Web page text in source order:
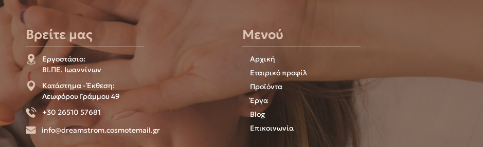
Βρείτε μας
Εργοστάσιο:
ΒΙ.ΠΕ. Ιωαννίνων
Κατάστημα - Έκθεση:
Λεωφόρου Γράμμου 49
+30 26510 57681
info@dreamstrom.cosmotemail.gr
Μενού
Αρχική
Εταιρικό προφίλ
Προϊόντα
Έργα
Blog
Επικοινωνία